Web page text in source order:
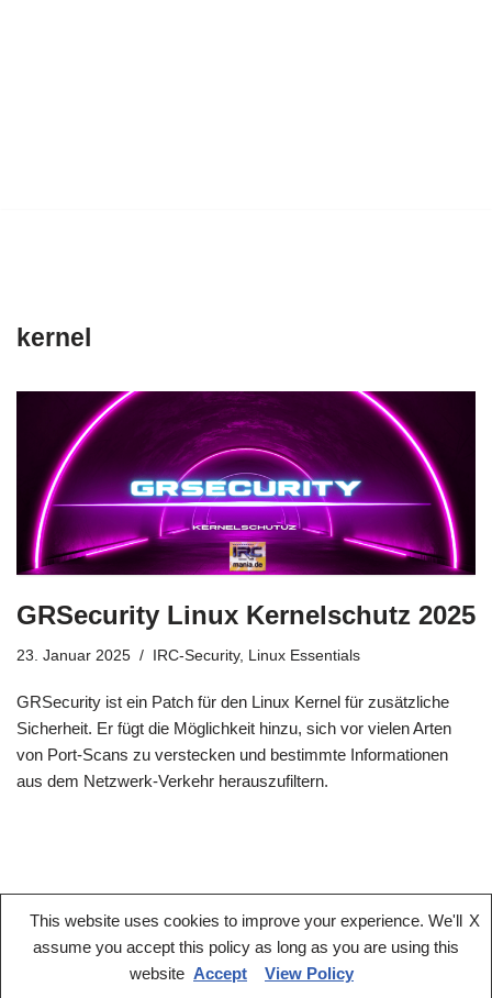
kernel
GRSecurity Linux Kernelschutz 2025
23. Januar 2025 IRC-Security, Linux Essentials
GRSecurity ist ein Patch für den Linux Kernel für zusätzliche
Sicherheit. Er fügt die Möglichkeit hinzu, sich vor vielen Arten
von Port-Scans zu verstecken und bestimmte Informationen
aus dem Netzwerk-Verkehr herauszufiltern.
Kommerzielle Angebote
This website uses cookies to improve your experience. We'll
assume you accept this policy as long as you are using this
website
X
Accept View Policy